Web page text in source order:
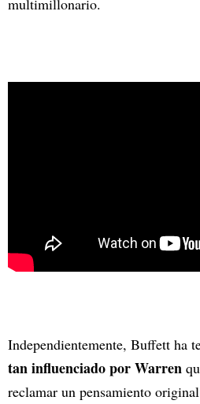
multimillonario.
Independientemente, Buffett ha
tan influenciado por Warren
reclamar un pensamiento